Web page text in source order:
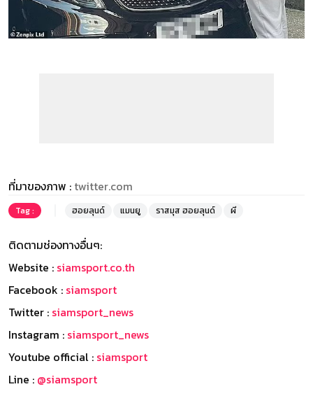
ที่มาของภาพ : twitter.com
Tag : ฮอยลุนด์ แมนยู ราสมุส ฮอยลุนด์ ผี
ติดตามช่องทางอื่นๆ:
Website : siamsport.co.th
Facebook : siamsport
Twitter : siamsport_news
Instagram : siamsport_news
Youtube official : siamsport
Line : @siamsport